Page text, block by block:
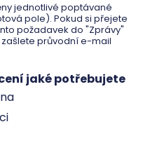
jednotlivé poptávané
pole). Pokud si přejete
požadavek do "Zprávy"
průvodní e-mail
jaké potřebujete